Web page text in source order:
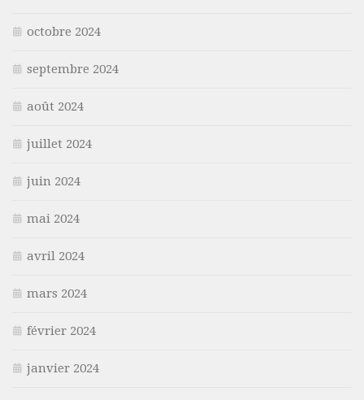
octobre 2024
septembre 2024
août 2024
juillet 2024
juin 2024
mai 2024
avril 2024
mars 2024
février 2024
janvier 2024